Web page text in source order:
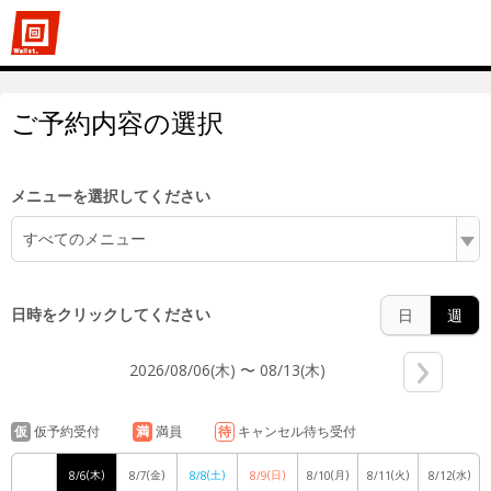
ご予約内容の選択
メニューを選択してください
すべてのメニュー
日時をクリックしてください 日 週
2026/08/06(木) 〜 08/13(木)
仮 仮予約受付 満 満員 待 キャンセル待ち受付
8/6(木) 8/7(金) 8/8(土) 8/9(日) 8/10(月) 8/11(火) 8/12(水)
8:00